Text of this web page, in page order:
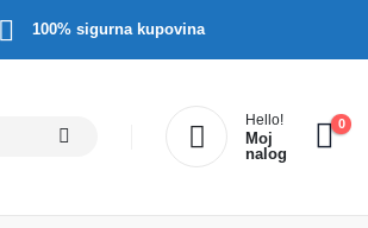
100% sigurna kupovina
Hello!
Moj
nalog
0